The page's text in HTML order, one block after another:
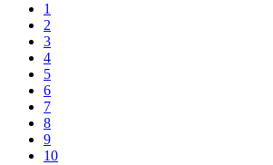
1
2
3
4
5
6
7
8
9
10